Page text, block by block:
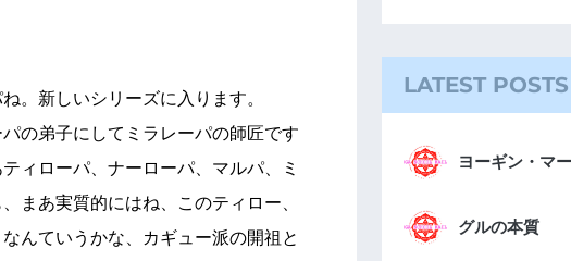
。新しいシリーズに入ります。
の弟子にしてミラレーパの師匠です
ィローパ、ナーローパ、マルパ、ミ
まあ実質的にはね、このティロー、
んていうかな、カギュー派の開祖と
LATEST POSTS
ヨーギン・マー
グルの本質